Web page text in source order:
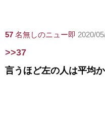
57 名無しのニュー即 2020/
>>37
言うほど左の人は平均か